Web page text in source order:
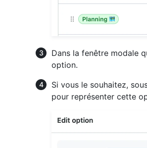
Dans la fenêtre modale
option.
Si vous le souhaitez,
pour représenter cette